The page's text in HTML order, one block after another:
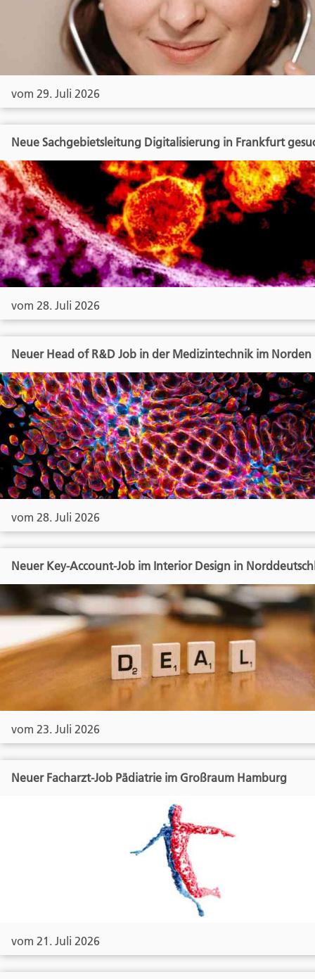
vom 29. Juli 2026
Neue Sachgebietsleitung Digitalisierung in Frankfurt
vom 28. Juli 2026
Neuer Head of R&D Job in der Medizintechnik im Norden
vom 28. Juli 2026
Neuer Key-Account-Job im Interior Design in
vom 23. Juli 2026
Neuer Facharzt-Job Pädiatrie im Großraum Hamburg
vom 21. Juli 2026